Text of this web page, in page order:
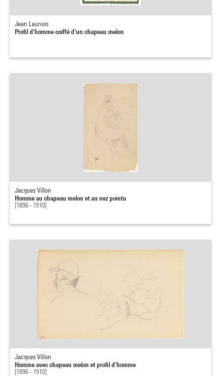
Jean Launois
Profil d'homme coiffé d'un chapeau melon
Jacques Villon
Homme au chapeau melon et au nez pointu
[1896 - 1910]
Jacques Villon
Homme avec chapeau melon et profil d'homme
[1896 - 1910]